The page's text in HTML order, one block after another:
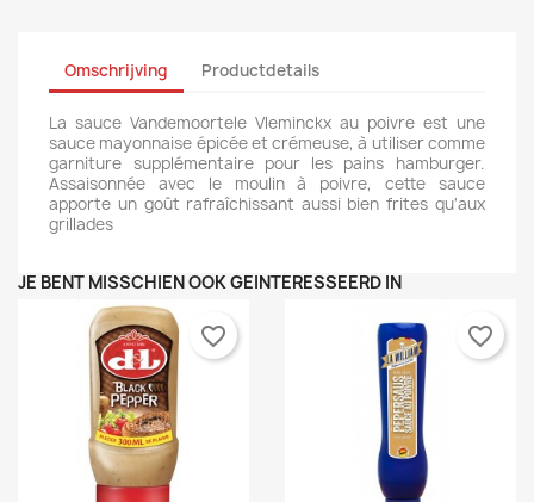
Omschrijving Productdetails
La sauce Vandemoortele Vleminckx au poivre est une
sauce mayonnaise épicée et crémeuse, à utiliser comme
garniture supplémentaire pour les pains hamburger.
Assaisonnée avec le moulin à poivre, cette sauce
apporte un goût rafraîchissant aussi bien frites qu'aux
grillades
JE BENT MISSCHIEN OOK GEÏNTERESSEERD IN
favorite_border favorite_border